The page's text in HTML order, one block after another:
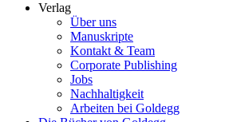
Verlag
Über uns
Manuskripte
Kontakt & Team
Corporate Publishing
Jobs
Nachhaltigkeit
Arbeiten bei Goldegg